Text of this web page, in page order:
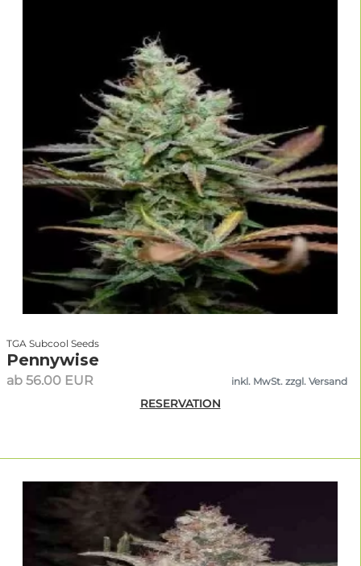
TGA Subcool Seeds
Pennywise
ab 56.00 EUR inkl. MwSt. zzgl. Versand
RESERVATION